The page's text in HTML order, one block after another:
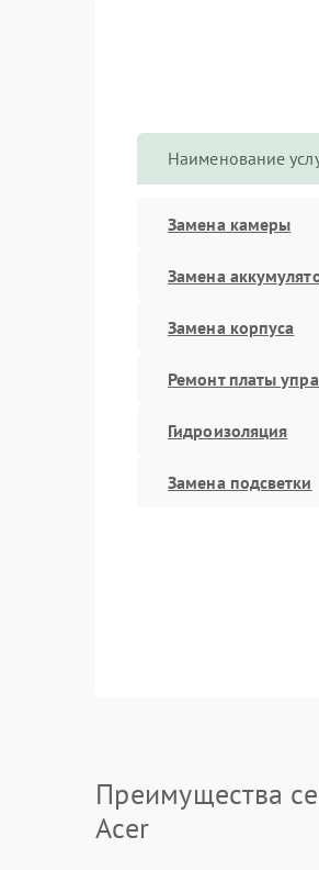
Наименование
Замена камеры
Замена
Замена корпуса
Ремонт платы
Гидроизоляция
Замена подсветки
Преимущества
Acer